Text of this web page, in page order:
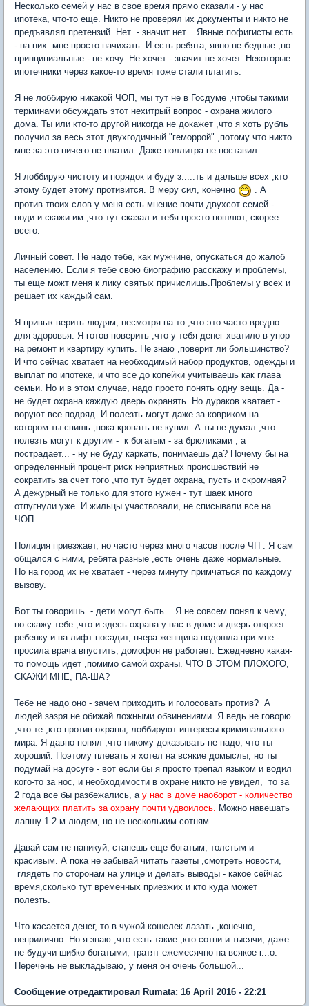
Несколько семей у нас в свое время прямо сказали - у нас
ипотека, что-то еще. Никто не проверял их документы и никто не
предъявлял претензий. Нет - значит нет... Явные пофигисты есть
- на них мне просто начихать. И есть ребята, явно не бедные ,но
принципиальные - не хочу. Не хочет - значит не хочет. Некоторые
ипотечники через какое-то время тоже стали платить.
Я не лоббирую никакой ЧОП, мы тут не в Госдуме ,чтобы такими
терминами обсуждать этот нехитрый вопрос - охрана жилого
дома. Ты или кто-то другой никогда не докажет ,что я хоть рубль
получил за весь этот двухгодичный "геморрой" ,потому что никто
мне за это ничего не платил. Даже поллитра не поставил.
Я лоббирую чистоту и порядок и буду з.....ть и дальше всех ,кто
этому будет этому противится. В меру сил, конечно
. А
против твоих слов у меня есть мнение почти двухсот семей -
поди и скажи им ,что тут сказал и тебя просто пошлют, скорее
всего.
Личный совет. Не надо тебе, как мужчине, опускаться до жалоб
населению. Если я тебе свою биографию расскажу и проблемы,
ты еще можт меня к лику святых причислишь.Проблемы у всех и
решает их каждый сам.
Я привык верить людям, несмотря на то ,что это часто вредно
для здоровья. Я готов поверить ,что у тебя денег хватило в упор
на ремонт и квартиру купить. Не знаю ,поверит ли большинство?
И что сейчас хватает на необходимый набор продуктов, одежды и
выплат по ипотеке, и что все до копейки учитываешь как глава
семьи. Но и в этом случае, надо просто понять одну вещь. Да -
не будет охрана каждую дверь охранять. Но дураков хватает -
воруют все подряд. И полезть могут даже за ковриком на
котором ты спишь ,пока кровать не купил..А ты не думал ,что
полезть могут к другим - к богатым - за брюликами , а
пострадает... - ну не буду каркать, понимаешь да? Почему бы на
определенный процент риск неприятных происшествий не
сократить за счет того ,что тут будет охрана, пусть и скромная?
А дежурный не только для этого нужен - тут шаек много
отпугнули уже. И жильцы участвовали, не списывали все на
ЧОП.
Полиция приезжает, но часто через много часов после ЧП . Я сам
общался с ними, ребята разные ,есть очень даже нормальные.
Но на город их не хватает - через минуту примчаться по каждому
вызову.
Вот ты говоришь - дети могут быть... Я не совсем понял к чему,
но скажу тебе ,что и здесь охрана у нас в доме и дверь откроет
ребенку и на лифт посадит, вчера женщина подошла при мне -
просила врача впустить, домофон не работает. Ежедневно какая-
то помощь идет ,помимо самой охраны. ЧТО В ЭТОМ ПЛОХОГО,
СКАЖИ МНЕ, ПА-ША?
Тебе не надо оно - зачем приходить и голосовать против? А
людей зазря не обижай ложными обвинениями. Я ведь не говорю
,что те ,кто против охраны, лоббируют интересы криминального
мира. Я давно понял ,что никому доказывать не надо, что ты
хороший. Поэтому плевать я хотел на всякие домыслы, но ты
подумай на досуге - вот если бы я просто трепал языком и водил
кого-то за нос, и необходимости в охране никто не увидел, то за
2 года все бы разбежались, а у нас в доме наоборот - количество
желающих платить за охрану почти удвоилось.
Можно навешать
лапшу 1-2-м людям, но не нескольким сотням.
Давай сам не паникуй, станешь еще богатым, толстым и
красивым. А пока не забывай читать газеты ,смотреть новости,
глядеть по сторонам на улице и делать выводы - какое сейчас
время,сколько тут временных приезжих и кто куда может
полезть.
Что касается денег, то в чужой кошелек лазать ,конечно,
неприлично. Но я знаю ,что есть такие ,кто сотни и тысячи, даже
не будучи шибко богатыми, тратят ежемесячно на всякое г...о.
Перечень не выкладываю, у меня он очень большой...
Сообщение отредактировал Rumata: 16 April 2016 - 22:21